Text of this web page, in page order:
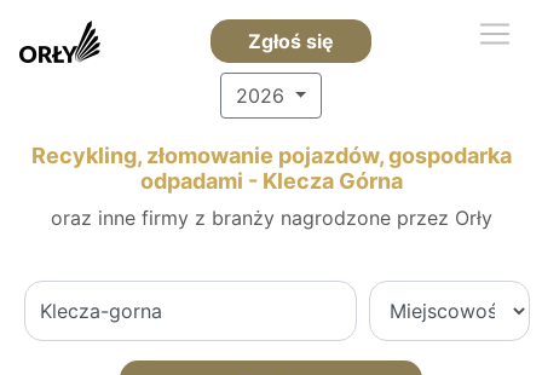
Zgłoś się
2026
Recykling, złomowanie pojazdów, gospodarka
odpadami - Klecza Górna
oraz inne firmy z branży nagrodzone przez Orły